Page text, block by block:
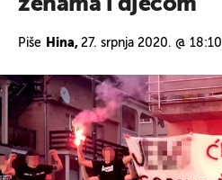
ženama i djecom
Piše Hina, 27. srpnja 2020. @ 18:10